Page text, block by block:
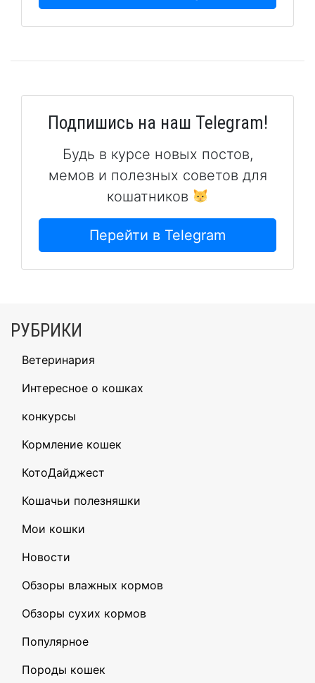
Подпишись на наш Telegram!
Будь в курсе новых постов,
мемов и полезных советов для
кошатников
Перейти в Telegram
РУБРИКИ
Ветеринария
Интересное о кошках
конкурсы
Кормление кошек
КотоДайджест
Кошачьи полезняшки
Мои кошки
Новости
Обзоры влажных кормов
Обзоры сухих кормов
Популярное
Породы кошек